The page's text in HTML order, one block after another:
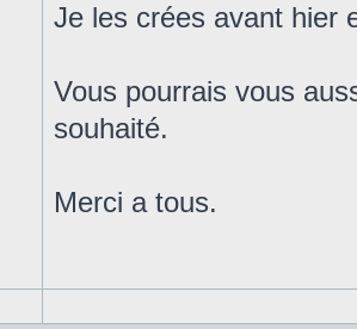
Je les crées avant hier
Vous pourrais vous
souhaité.
Merci a tous.